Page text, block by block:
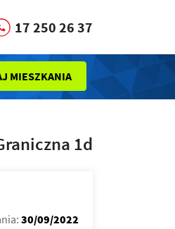
17 250 26 37
MIESZKANIA
1d
30/09/2022